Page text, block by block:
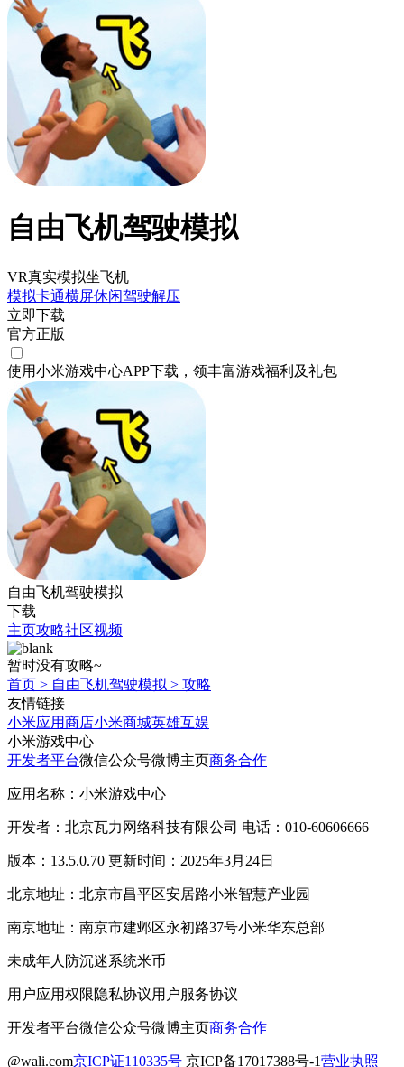
自由飞机驾驶模拟
VR真实模拟坐飞机
模拟卡通横屏休闲驾驶解压
立即下载
官方正版
使用小米游戏中心APP下载 ，领丰富游戏福利 及礼包
自由飞机驾驶模拟
下载
主页攻略社区视频
暂时没有攻略~
首页 > 自由飞机驾驶模拟 > 攻略
友情链接
小米应用商店小米商城英雄互娱
小米游戏中心
开发者平台微信公众号微博主页商务合作
应用名称：小米游戏中心
开发者：北京瓦力网络科技有限公司 电话：010-60606666
版本：13.5.0.70 更新时间：2025年3月24日
北京地址：北京市昌平区安居路小米智慧产业园
南京地址：南京市建邺区永初路37号小米华东总部
未成年人防沉迷系统米币
用户应用权限隐私协议用户服务协议
开发者平台微信公众号微博主页商务合作
@wali.com京ICP证110335号 京ICP备17017388号-1营业执照